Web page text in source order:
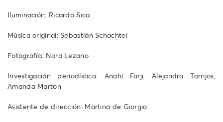
Iluminación: Ricardo Sica
Música original: Sebastián Schachtel
Fotografía: Nora Lezano
Investigación periodística: Anahí Farji, Alejandra Torrijos,
Amanda Marton
Asistente de dirección: Martina de Giorgio